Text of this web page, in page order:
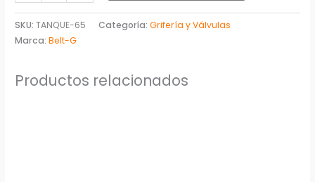
SKU:TANQUE-65 Categoría:Grifería y Válvulas
Marca:Belt-G
Productos relacionados